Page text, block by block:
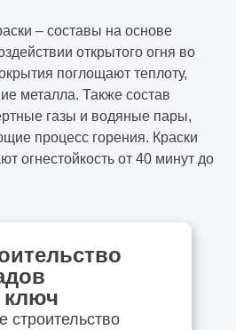
– составы на основе
открытого огня во
поглощают теплоту,
металла. Также состав
газы и водяные пары,
процесс горения. Краски
огнестойкость от 40 минут до
строительство